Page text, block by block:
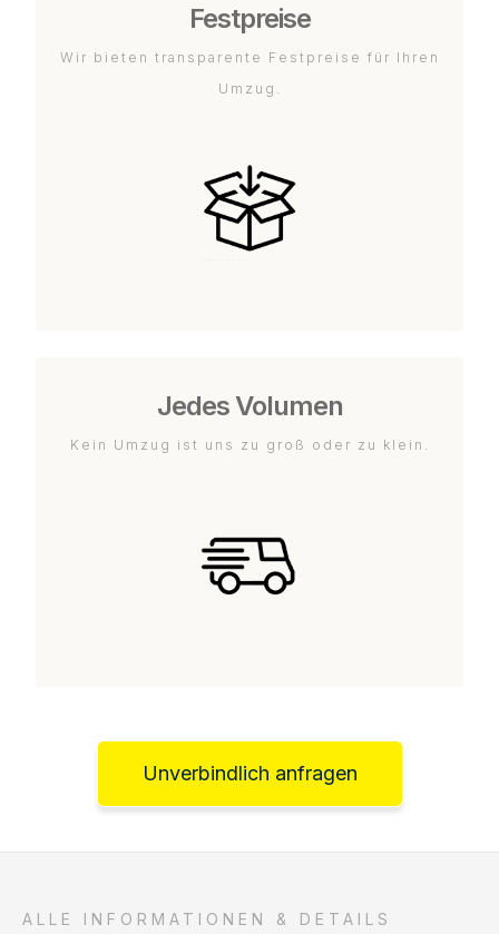
Festpreise
Wir bieten transparente Festpreise für Ihren
Umzug.
Jedes Volumen
Kein Umzug ist uns zu groß oder zu klein.
Unverbindlich anfragen
ALLE INFORMATIONEN & DETAILS